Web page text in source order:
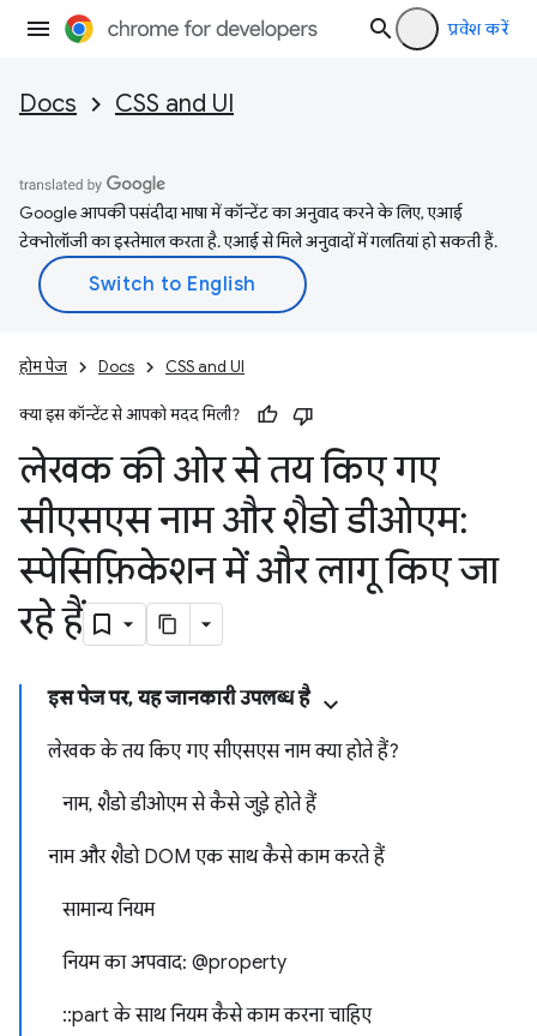
प्रवेश करें
Docs CSS and UI
Google आपकी पसंदीदा भाषा में कॉन्टेंट का अनुवाद करने के लिए, एआई
टेक्नोलॉजी का इस्तेमाल करता है. एआई से मिले अनुवादों में गलतियां हो सकती हैं.
होम पेज Docs CSS and UI
क्या इस कॉन्टेंट से आपको मदद मिली?
लेखक की ओर से तय किए गए
सीएसएस नाम और शैडो डीओएम:
स्पेसिफ़िकेशन में और लागू किए जा
रहे हैं
इस पेज पर, यह जानकारी उपलब्ध है
लेखक के तय किए गए सीएसएस नाम क्या होते हैं?
नाम, शैडो डीओएम से कैसे जुड़े होते हैं
नाम और शैडो DOM एक साथ कैसे काम करते हैं
सामान्य नियम
नियम का अपवाद: @property
::part के साथ नियम कैसे काम करना चाहिए